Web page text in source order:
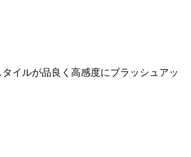
イルが品良く高感度にブラッシュアッ